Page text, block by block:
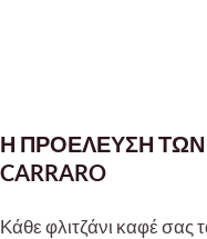
Η ΠΡΟΕΛΕΥΣΗ
CARRARO
Κάθε φλιτζάνι καφέ σας